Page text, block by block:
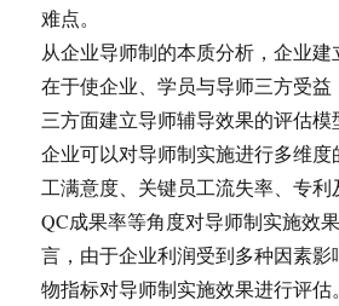
难点。
从企业导师制的本质分析，企业
在于使企业、学员与导师三方受
三方面建立导师辅导效果的评估模
企业可以对导师制实施进行多维度
工满意度、关键员工流失率、专利
QC成果率等角度对导师制实施效
言，由于企业利润受到多种因素
物指标对导师制实施效果进行评估。